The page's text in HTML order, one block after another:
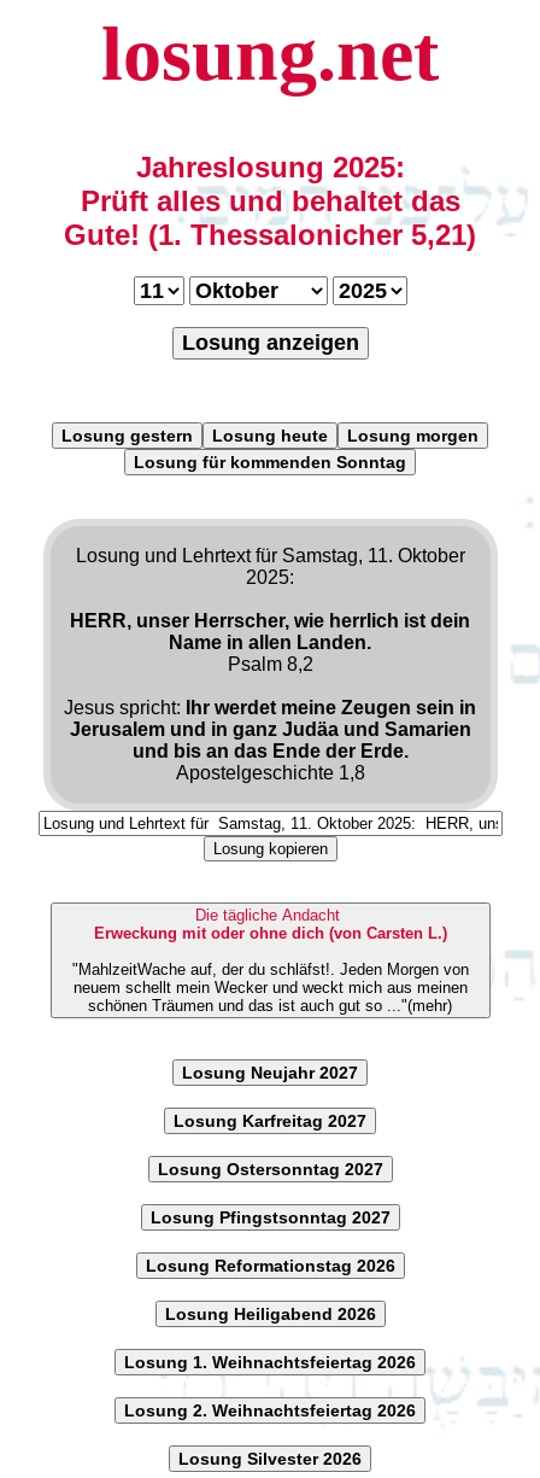
losung.net
Jahreslosung 2025:
Prüft alles und behaltet das
Gute! (1. Thessalonicher 5,21)
Losung anzeigen
Losung gestern Losung heute
Losung morgen
Losung für kommenden Sonntag
Losung und Lehrtext für Samstag, 11. Oktober
2025:
HERR, unser Herrscher, wie herrlich ist dein
Name in allen Landen.
Psalm 8,2
Jesus spricht:
Ihr werdet meine Zeugen sein in
Jerusalem und in ganz Judäa und Samarien
und bis an das Ende der Erde.
Apostelgeschichte 1,8
Losung kopieren
Die tägliche Andacht
Erweckung mit oder ohne dich (von Carsten L.)
"MahlzeitWache auf, der du schläfst!. Jeden Morgen von
neuem schellt mein Wecker und weckt mich aus meinen
schönen Träumen und das ist auch gut so ..."(mehr)
Losung Neujahr 2027
Losung Karfreitag 2027
Losung Ostersonntag 2027
Losung Pfingstsonntag 2027
Losung Reformationstag 2026
Losung Heiligabend 2026
Losung 1. Weihnachtsfeiertag 2026
Losung 2. Weihnachtsfeiertag 2026
Losung Silvester 2026